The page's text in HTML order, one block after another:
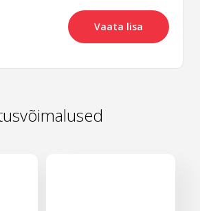
Vaata lisa